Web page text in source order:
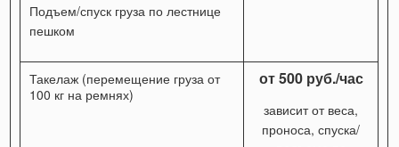
Подъем/спуск груза по лестнице
пешком
Такелаж (перемещение груза от
100 кг на ремнях)
от 500 руб./час
зависит от веса,
проноса, спуска/